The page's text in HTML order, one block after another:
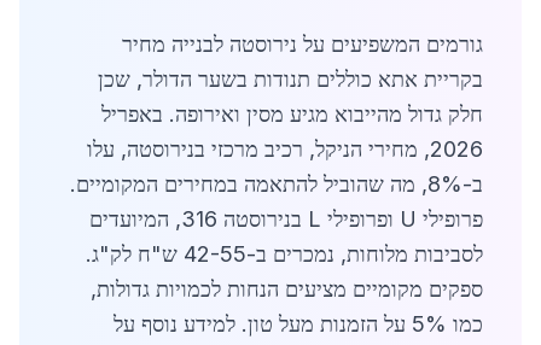
גורמים המשפיעים על נירוסטה לבנייה מחיר
בקריית אתא כוללים תנודות בשער הדולר, שכן
חלק גדול מהייבוא מגיע מסין ואירופה. באפריל
2026, מחירי הניקל, רכיב מרכזי בנירוסטה, עלו
ב-8%, מה שהוביל להתאמה במחירים המקומיים.
פרופילי U ופרופילי L בנירוסטה 316, המיועדים
לסביבות מלוחות, נמכרים ב-42-55 ש"ח לק"ג.
ספקים מקומיים מציעים הנחות לכמויות גדולות,
כמו 5% על הזמנות מעל טון. למידע נוסף על